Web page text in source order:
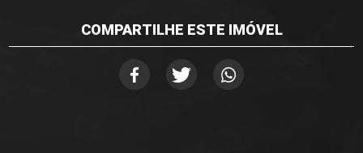
COMPARTILHE ESTE IMÓVEL